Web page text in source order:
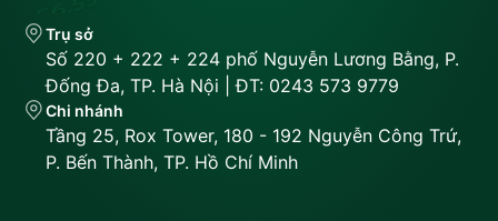
Trụ sở
Số 220 + 222 + 224 phố Nguyễn Lương Bằng, P.
Đống Đa, TP. Hà Nội | ĐT: 0243 573 9779
Chi nhánh
Tầng 25, Rox Tower, 180 - 192 Nguyễn Công Trứ,
P. Bến Thành, TP. Hồ Chí Minh